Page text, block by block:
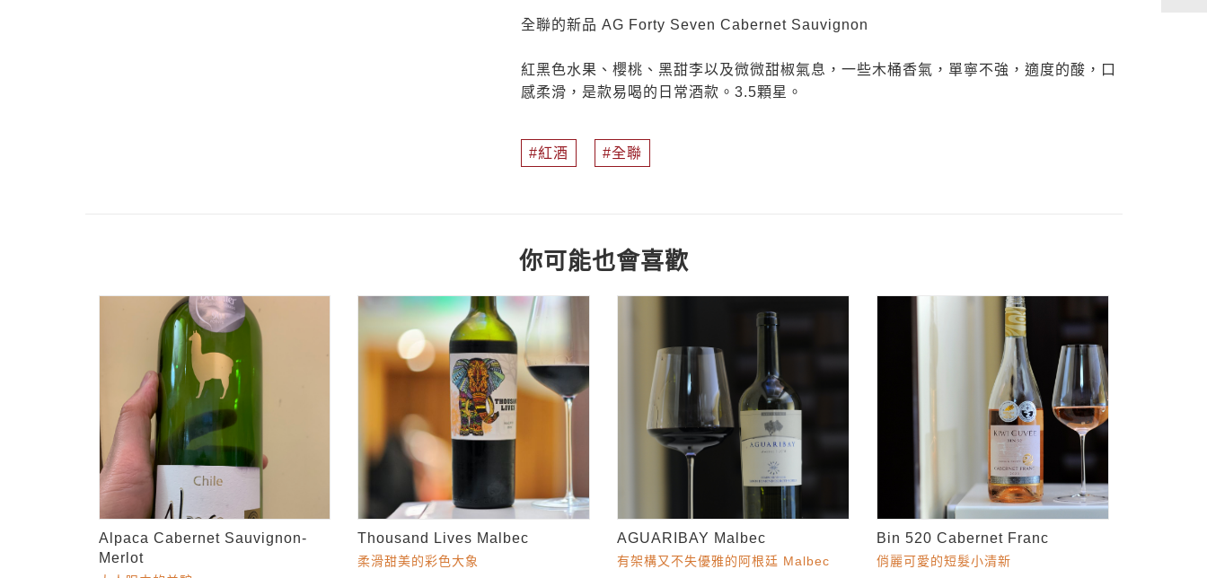
全聯的新品 AG Forty Seven Cabernet Sauvignon
紅黑色水果、櫻桃、黑甜李以及微微甜椒氣息，一些木桶香氣，單寧不強，適度的酸，口
感柔滑，是款易喝的日常酒款。3.5顆星。
紅酒 全聯
你可能也會喜歡
Alpaca Cabernet Sauvignon-
Merlot
Thousand Lives Malbec
柔滑甜美的彩色大象
AGUARIBAY Malbec
有架構又不失優雅的阿根廷 Malbec
Bin 520 Cabernet Franc
俏麗可愛的短髮小清新